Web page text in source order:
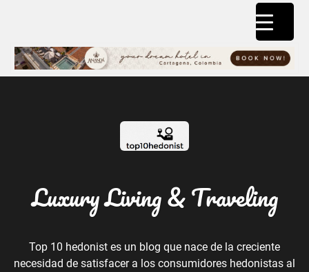
Luxury Living & Traveling
Top 10 hedonist es un blog que nace de la creciente
necesidad de satisfacer a los consumidores hedonistas al